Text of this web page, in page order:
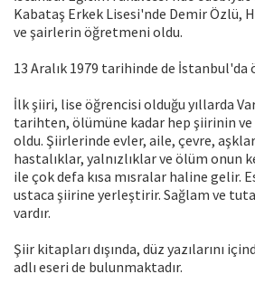
Kabataş Erkek Lisesi'nde Demir Özlü,
ve şairlerin öğretmeni oldu.
13 Aralık 1979 tarihinde de İstanbul'da
İlk şiiri, lise öğrencisi olduğu yıllarda
tarihten, ölümüne kadar hep şiirinin ve
oldu. Şiirlerinde evler, aile, çevre,
hastalıklar, yalnızlıklar ve ölüm onun
ile çok defa kısa mısralar haline gelir.
ustaca şiirine yerleştirir. Sağlam ve
vardır.
Şiir kitapları dışında, düz yazılarını
adlı eseri de bulunmaktadır.